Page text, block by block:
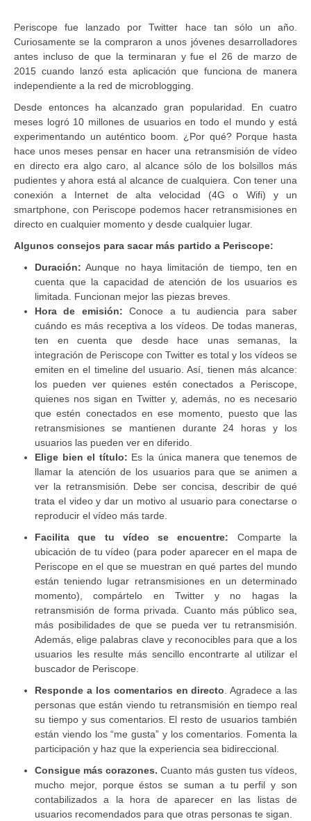
Periscope fue lanzado por Twitter hace tan sólo un año.
Curiosamente se la compraron a unos jóvenes desarrolladores
antes incluso de que la terminaran y fue el 26 de marzo de
2015 cuando lanzó esta aplicación que funciona de manera
independiente a la red de microblogging.
Desde entonces ha alcanzado gran popularidad. En cuatro
meses logró 10 millones de usuarios en todo el mundo y está
experimentando un auténtico boom. ¿Por qué? Porque hasta
hace unos meses pensar en hacer una retransmisión de vídeo
en directo era algo caro, al alcance sólo de los bolsillos más
pudientes y ahora está al alcance de cualquiera. Con tener una
conexión a Internet de alta velocidad (4G o Wifi) y un
smartphone, con Periscope podemos hacer retransmisiones en
directo en cualquier momento y desde cualquier lugar.
Algunos consejos para sacar más partido a Periscope:
Duración: Aunque no haya limitación de tiempo, ten en
cuenta que la capacidad de atención de los usuarios es
limitada. Funcionan mejor las piezas breves.
Hora de emisión: Conoce a tu audiencia para saber
cuándo es más receptiva a los vídeos. De todas maneras,
ten en cuenta que desde hace unas semanas, la
integración de Periscope con Twitter es total y los vídeos se
emiten en el timeline del usuario. Así, tienen más alcance:
los pueden ver quienes estén conectados a Periscope,
quienes nos sigan en Twitter y, además, no es necesario
que estén conectados en ese momento, puesto que las
retransmisiones se mantienen durante 24 horas y los
usuarios las pueden ver en diferido.
Elige bien el título: Es la única manera que tenemos de
llamar la atención de los usuarios para que se animen a
ver la retransmisión. Debe ser concisa, describir de qué
trata el video y dar un motivo al usuario para conectarse o
reproducir el vídeo más tarde.
Facilita que tu vídeo se encuentre: Comparte la
ubicación de tu vídeo (para poder aparecer en el mapa de
Periscope en el que se muestran en qué partes del mundo
están teniendo lugar retransmisiones en un determinado
momento), compártelo en Twitter y no hagas la
retransmisión de forma privada. Cuanto más público sea,
más posibilidades de que se pueda ver tu retransmisión.
Además, elige palabras clave y reconocibles para que a los
usuarios les resulte más sencillo encontrarte al utilizar el
buscador de Periscope.
Responde a los comentarios en directo . Agradece a las
personas que están viendo tu retransmisión en tiempo real
su tiempo y sus comentarios. El resto de usuarios también
están viendo los “me gusta” y los comentarios. Fomenta la
participación y haz que la experiencia sea bidireccional.
Consigue más corazones. Cuanto más gusten tus vídeos,
mucho mejor, porque éstos se suman a tu perfil y son
contabilizados a la hora de aparecer en las listas de
usuarios recomendados para que otras personas te sigan.